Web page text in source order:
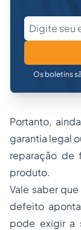
Os boletins
Portanto,
garantia legal
reparação
produto.
Vale saber
defeito
pode exigir a